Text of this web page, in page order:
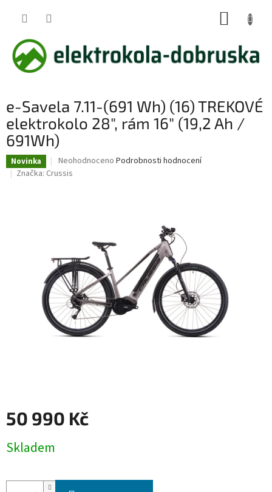
e-Savela 7.11-(691 Wh) (16) TREKOVÉ
elektrokolo 28", rám 16" (19,2 Ah /
691Wh)
Novinka
Průměrné
hodnocení
hvězdiček.
Neohodnoceno Podrobnosti hodnocení
Značka: Crussis
50 990 Kč
cena:
Skladem